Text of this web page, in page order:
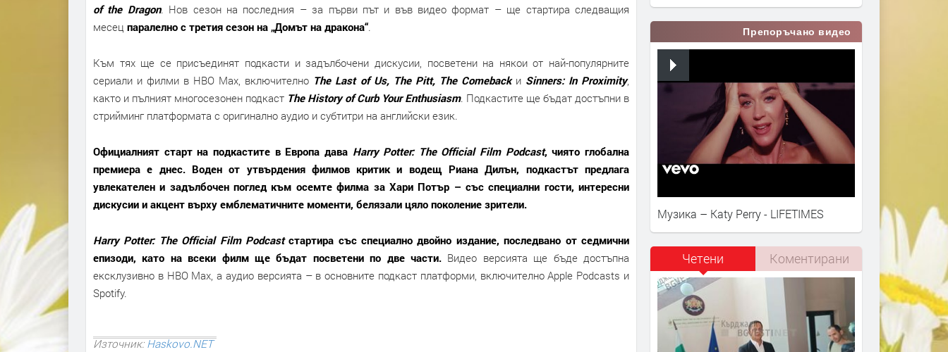
of the Dragon. Нов сезон на последния – за първи път и във видео формат – ще стартира следващия
месец паралелно с третия сезон на „Домът на дракона“.
Към тях ще се присъединят подкасти и задълбочени дискусии, посветени на някои от най-популярните
сериали и филми в HBO Max, включително The Last of Us, The Pitt, The Comeback и Sinners: In Proximity,
както и пълният многосезонен подкаст The History of Curb Your Enthusiasm. Подкастите ще бъдат достъпни в
стрийминг платформата с оригинално аудио и субтитри на английски език.
Официалният старт на подкастите в Европа дава Harry Potter: The Official Film Podcast, чиято глобална
премиера е днес. Воден от утвърдения филмов критик и водещ Риана Дилън, подкастът предлага
увлекателен и задълбочен поглед към осемте филма за Хари Потър – със специални гости, интересни
дискусии и акцент върху емблематичните моменти, белязали цяло поколение зрители.
Harry Potter: The Official Film Podcast стартира със специално двойно издание, последвано от седмични
епизоди, като на всеки филм ще бъдат посветени по две части. Видео версията ще бъде достъпна
ексклузивно в HBO Max, а аудио версията – в основните подкаст платформи, включително Apple Podcasts и
Spotify.
Източник:Haskovo.NET
Препоръчано видео
Музика – Katy Perry - LIFETIMES
Четени Коментирани